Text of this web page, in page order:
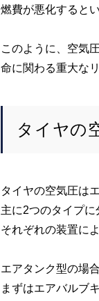
燃費が悪化すると
このように、空気
命に関わる重大な
タイヤの
タイヤの空気圧は
主に2つのタイプに
それぞれの装置に
エアタンク型の場合
まずはエアバルブ